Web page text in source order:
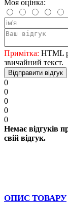
Моя оцінка:
Примітка: HTML
звичайний текст.
Відправити відгук
0
0
0
0
0
Немає відгуків
свій відгук.
ОПИС ТОВАРУ